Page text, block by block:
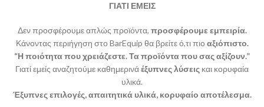
ΓΙΑΤΙ ΕΜΕΙΣ
Δεν προσφέρουμε απλώς προϊόντα, προσφέρουμε εμπειρία.
Κάνοντας περιήγηση στο BarEquip θα βρείτε ό,τι πιο αξιόπιστο.
“Η ποιότητα που χρειάζεστε. Τα προϊόντα που σας αξίζουν.”
Γιατί εμείς αναζητούμε καθημερινάέξυπνες λύσεις και κορυφαία
υλικά.
Έξυπνες επιλογές, απαιτητικά υλικά, κορυφαίο αποτέλεσμα.